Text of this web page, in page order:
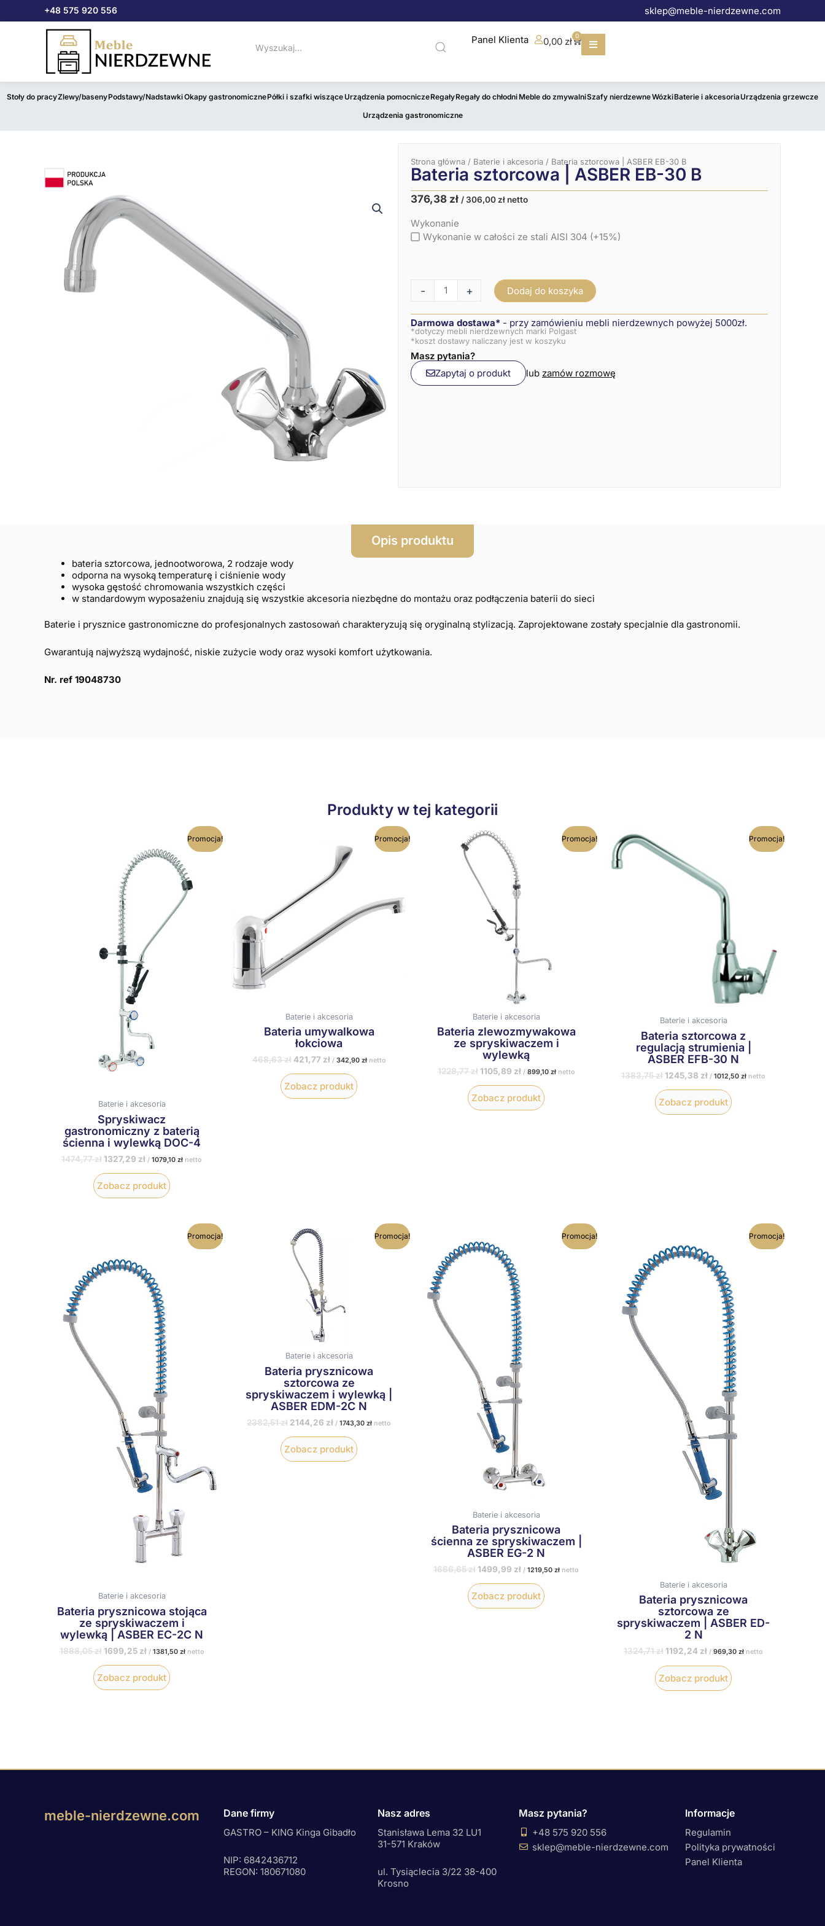
+48 575 920 556 sklep@meble-nierdzewne.com
Panel Klienta 0,00 zł
0
Wózek
Stoły do pracyZlewy/basenyPodstawy/NadstawkiOkapy gastronomicznePółki i szafki wisząceUrządzenia pomocniczeRegałyRegały do chłodniMeble do zmywalniSzafy nierdzewneWózkiBaterie i akcesoriaUrządzenia grzewcze
Urządzenia gastronomiczne
Strona główna / Baterie i akcesoria / Bateria sztorcowa | ASBER EB-30 B
Bateria sztorcowa | ASBER EB-30 B
Pierwotna
wynosiła:
418,20 zł.
376,38 złAktualna
wynosi:
376,38 zł.
/306,00zł netto
Wykonanie
Wykonanie w całości ze stali AISI 304 (+15%)
-
Bateria
sztorcowa
30
+ Dodaj do koszyka
Darmowa dostawa* - przy zamówieniu mebli nierdzewnych powyżej 5000zł.
*dotyczy mebli nierdzewnych marki Polgast
*koszt dostawy naliczany jest w koszyku
Masz pytania?
Zapytaj o produkt
lub zamów rozmowę
Opis produktu
bateria sztorcowa, jednootworowa, 2 rodzaje wody
odporna na wysoką temperaturę i ciśnienie wody
wysoka gęstość chromowania wszystkich części
w standardowym wyposażeniu znajdują się wszystkie akcesoria niezbędne do montażu oraz podłączenia baterii do sieci
Baterie i prysznice gastronomiczne do profesjonalnych zastosowań charakteryzują się oryginalną stylizacją. Zaprojektowane zostały specjalnie dla gastronomii.
Gwarantują najwyższą wydajność, niskie zużycie wody oraz wysoki komfort użytkowania.
Nr. ref 19048730
Produkty w tej kategorii
Promocja!
Baterie i akcesoria
Spryskiwacz
gastronomiczny z baterią
ścienna i wylewką DOC-4
1474,77zł
wynosiła:
1474,77 zł.
1327,29 zł
wynosi:
1327,29 zł.
/ 1079,10 zł netto
Zobacz produkt
Promocja!
Baterie i akcesoria
Bateria umywalkowa
łokciowa
468,63zł
468,63 zł.
421,77 zł
cena
wynosi:
421,77 zł.
/ 342,90 złnetto
Zobacz produkt
Promocja!
Baterie i akcesoria
Bateria zlewozmywakowa
ze spryskiwaczem i
wylewką
1228,77zł
Pierwotna
cena
wynosiła:
1228,77 zł.
1105,89 zł / 899,10 złnetto
Zobacz produkt
Promocja!
Baterie i akcesoria
Bateria sztorcowa z
regulacją strumienia |
ASBER EFB-30 N
1383,75zł
wynosiła:
1383,75 zł.
1245,38 zł / 1012,50 zł netto
Zobacz produkt
Promocja!
Baterie i akcesoria
Bateria prysznicowa stojąca
ze spryskiwaczem i
wylewką | ASBER EC-2C N
1888,05zł
1888,05 zł.
1699,25 zł / 1381,50 złnetto
Zobacz produkt
Promocja!
Baterie i akcesoria
Bateria prysznicowa
sztorcowa ze
spryskiwaczem i wylewką |
ASBER EDM-2C N
2382,51zł
Pierwotna
cena
wynosiła:
2382,51 zł.
2144,26 zł / 1743,30 zł netto
Zobacz produkt
Promocja!
Baterie i akcesoria
Bateria prysznicowa
ścienna ze spryskiwaczem |
ASBER EG-2 N
1666,65zł
cena
wynosiła:
1666,65 zł.
1499,99 zł / 1219,50 zł netto
Zobacz produkt
Promocja!
Baterie i akcesoria
Bateria prysznicowa
sztorcowa ze
spryskiwaczem | ASBER ED-
2 N
1324,71zł
wynosiła:
1324,71 zł.
1192,24 zł
wynosi:
1192,24 zł.
/ 969,30 zł netto
Zobacz produkt
meble-nierdzewne.com Dane firmy
GASTRO – KING Kinga Gibadło
NIP: 6842436712
REGON: 180671080
Nasz adres
Stanisława Lema 32 LU1
31-571 Kraków
ul. Tysiąclecia 3/22 38-400
Krosno
Masz pytania?
+48 575 920 556
sklep@meble-nierdzewne.com
Informacje
Regulamin
Polityka prywatności
Panel Klienta